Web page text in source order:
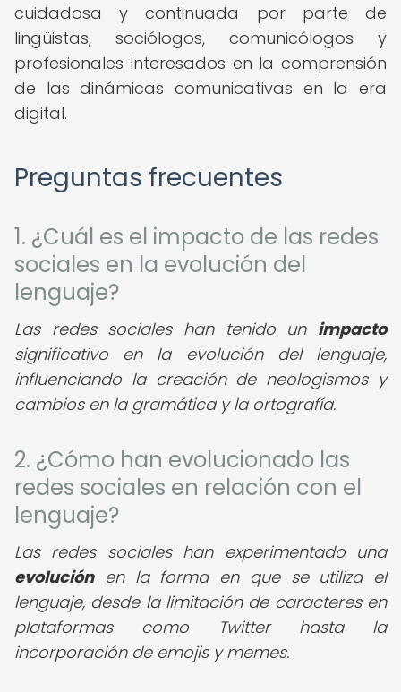
cuidadosa y continuada por parte de
lingüistas, sociólogos, comunicólogos y
profesionales interesados en la comprensión
de las dinámicas comunicativas en la era
digital.
Preguntas frecuentes
1. ¿Cuál es el impacto de las redes
sociales en la evolución del
lenguaje?
Las redes sociales han tenido un impacto
significativo en la evolución del lenguaje,
influenciando la creación de neologismos y
cambios en la gramática y la ortografía.
2. ¿Cómo han evolucionado las
redes sociales en relación con el
lenguaje?
Las redes sociales han experimentado una
evoluciónen la forma en que se utiliza el
lenguaje, desde la limitación de caracteres en
plataformas como Twitter hasta la
incorporación de emojis y memes.